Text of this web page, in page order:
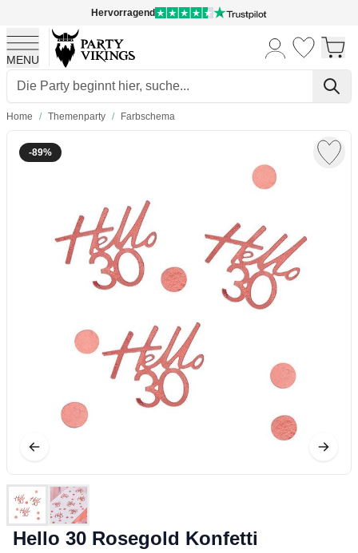
Hervorragend
MENU
Skip to Content
Home / Themenparty / Farbschema
-89%
Hello 30 Rosegold Konfetti